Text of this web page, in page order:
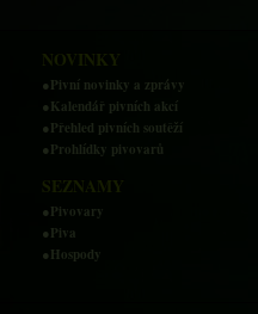
NOVINKY
●Pivní novinky a zprávy
●Kalendář pivních akcí
●Přehled pivních soutěží
●Prohlídky pivovarů
SEZNAMY
●Pivovary
●Piva
●Hospody